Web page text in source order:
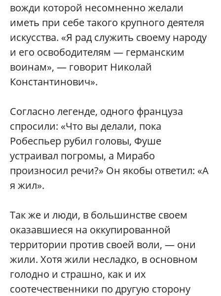
вожди которой несомненно желали
иметь при себе такого крупного деятеля
искусства. «Я рад служить своему народу
и его освободителям — германским
воинам», — говорит Николай
Константинович».
Согласно легенде, одного француза
спросили: «Что вы делали, пока
Робеспьер рубил головы, Фуше
устраивал погромы, а Мирабо
произносил речи?» Он якобы ответил: «А
я жил».
Так же и люди, в большинстве своем
оказавшиеся на оккупированной
территории против своей воли, — они
жили. Хотя жили несладко, в основном
голодно и страшно, как и их
соотечественники по другую сторону